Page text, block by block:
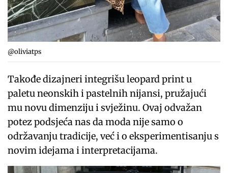
@oliviatps
Takođe dizajneri integrišu leopard print u
paletu neonskih i pastelnih nijansi, pružajući
mu novu dimenziju i svježinu. Ovaj odvažan
potez podsjeća nas da moda nije samo o
održavanju tradicije, već i o eksperimentisanju s
novim idejama i interpretacijama.